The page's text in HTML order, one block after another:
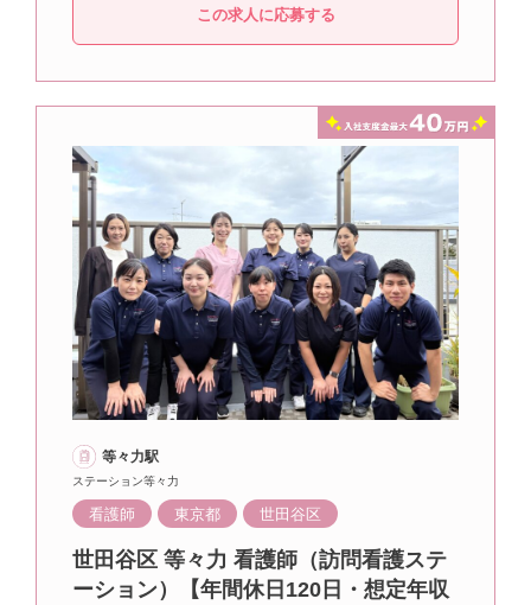
この求人に応募する
等々力駅
ステーション等々力
看護師 東京都 世田谷区
世田谷区 等々力 看護師（訪問看護ステ
ーション）【年間休日120日・想定年収